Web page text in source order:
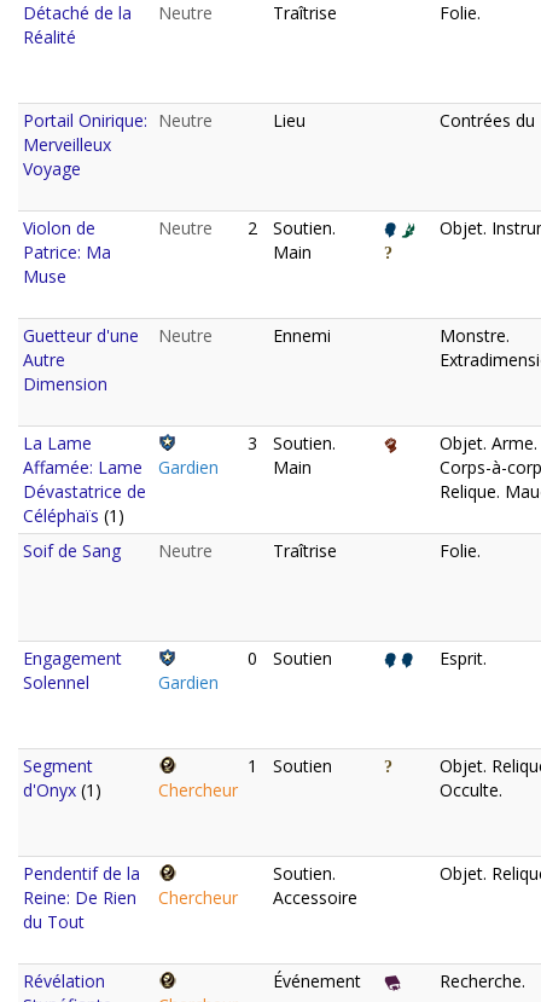
Détaché de la
Réalité
Neutre Traîtrise Folie.
Portail Onirique:
Merveilleux
Voyage
Neutre Lieu Contrées du
Violon de
Patrice: Ma
Muse
Neutre 2
Soutien.
Main
Objet.
Guetteur d'une
Autre
Dimension
Neutre Ennemi
Monstre.
La Lame
Affamée: Lame
Dévastatrice de
Céléphaïs (1)
Gardien
3
Soutien.
Main
Objet. Arme.
Corps-à-
Relique.
Soif de Sang Neutre Traîtrise Folie.
Engagement
Solennel
Gardien
0 Soutien Esprit.
Segment
d'Onyx (1) Chercheur
1 Soutien
Objet.
Occulte.
Pendentif de la
Reine: De Rien
du Tout
Chercheur
Soutien.
Accessoire
Objet.
Révélation
Événement Recherche.